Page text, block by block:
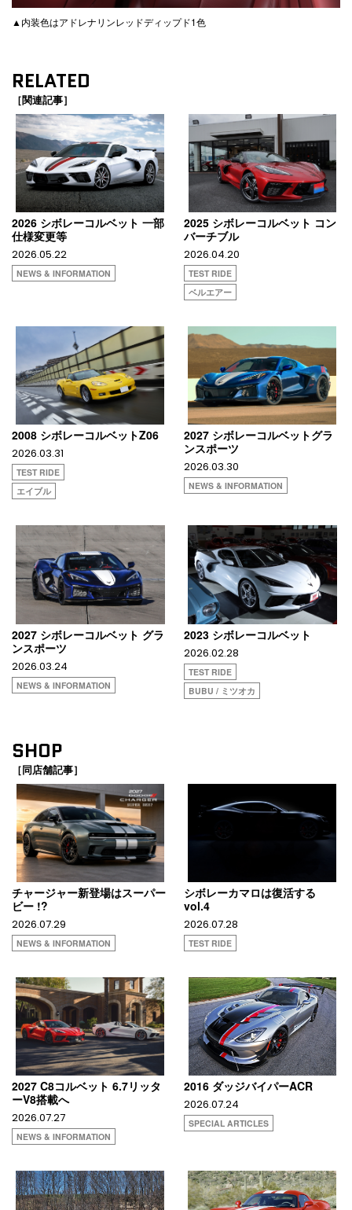
▲内装色はアドレナリンレッドディップド1色
RELATED
［関連記事］
2026 シボレーコルベット 一部
仕様変更等
2026.05.22
NEWS & INFORMATION
2025 シボレーコルベット コン
バーチブル
2026.04.20
TEST RIDE
ベルエアー
2008 シボレーコルベットZ06
2026.03.31
TEST RIDE
エイブル
2027 シボレーコルベットグラ
ンスポーツ
2026.03.30
NEWS & INFORMATION
2027 シボレーコルベット グラ
ンスポーツ
2026.03.24
NEWS & INFORMATION
2023 シボレーコルベット
2026.02.28
TEST RIDE
BUBU / ミツオカ
SHOP
［同店舗記事］
チャージャー新登場はスーパー
ビー !?
2026.07.29
NEWS & INFORMATION
シボレーカマロは復活する
vol.4
2026.07.28
TEST RIDE
2027 C8コルベット 6.7リッタ
ーV8搭載へ
2026.07.27
NEWS & INFORMATION
2016 ダッジバイパーACR
2026.07.24
SPECIAL ARTICLES